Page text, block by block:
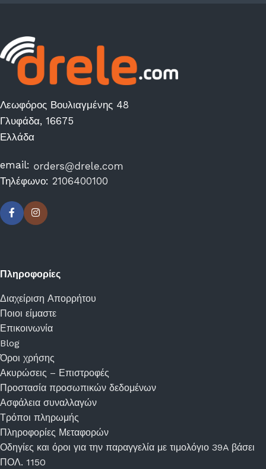
Λεωφόρος Βουλιαγμένης 48
Γλυφάδα, 16675
Ελλάδα
email:
Τηλέφωνο: 2106400100
Πληροφορίες
Διαχείριση Απορρήτου
Ποιοι είμαστε
Επικοινωνία
Blog
Όροι χρήσης
Ακυρώσεις – Επιστροφές
Προστασία προσωπικών δεδομένων
Ασφάλεια συναλλαγών
Τρόποι πληρωμής
Πληροφορίες Μεταφορών
Οδηγίες και όροι για την παραγγελία με τιμολόγιο 39A βάσει
ΠΟΛ. 1150